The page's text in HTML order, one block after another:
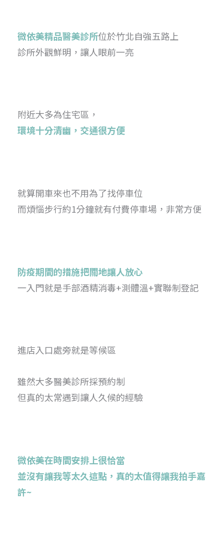
微依美精品醫美診所位於竹北自強五路上
診所外觀鮮明，讓人眼前一亮
附近大多為住宅區，
環境十分清幽，交通很方便
就算開車來也不用為了找停車位
而煩惱步行約1分鐘就有付費停車場，非常方便
防疫期間的措施把關地讓人放心
一入門就是手部酒精消毒+測體溫+實聯制登記
進店入口處旁就是等候區
雖然大多醫美診所採預約制
但真的太常遇到讓人久候的經驗
微依美在時間安排上很恰當
並沒有讓我等太久這點，真的太值得讓我拍手嘉
許~